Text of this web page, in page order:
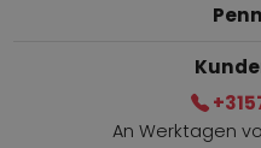
An Werktagen